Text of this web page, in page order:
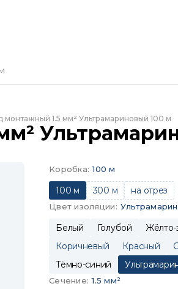
монтажный 1.5 мм² Ультрамариновый 100 м
Коробка: 100 м
100 м 300 м на отрез
Цвет изоляции:
Белый Голубой Жёлто-
Коричневый
Красный
Тёмно-синий
Сечение: 1.5 мм²